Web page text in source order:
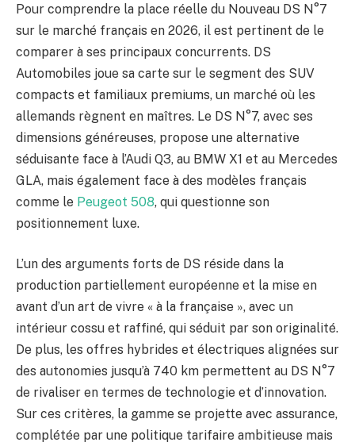
Pour comprendre la place réelle du Nouveau DS N°7
sur le marché français en 2026, il est pertinent de le
comparer à ses principaux concurrents. DS
Automobiles joue sa carte sur le segment des SUV
compacts et familiaux premiums, un marché où les
allemands règnent en maîtres. Le DS N°7, avec ses
dimensions généreuses, propose une alternative
séduisante face à l’Audi Q3, au BMW X1 et au Mercedes
GLA, mais également face à des modèles français
comme le Peugeot 508, qui questionne son
positionnement luxe.
L’un des arguments forts de DS réside dans la
production partiellement européenne et la mise en
avant d’un art de vivre « à la française », avec un
intérieur cossu et raffiné, qui séduit par son originalité.
De plus, les offres hybrides et électriques alignées sur
des autonomies jusqu’à 740 km permettent au DS N°7
de rivaliser en termes de technologie et d’innovation.
Sur ces critères, la gamme se projette avec assurance,
complétée par une politique tarifaire ambitieuse mais